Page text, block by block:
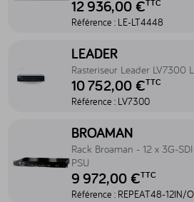
12 936,00 €TTC
Référence : LE-LT4448
Accéder au produit Rasteriseur Leader
LEADER
Rasteriseur Leader LV7300
10 752,00 €TTC
Référence : LV7300
Accéder au produit Rack Broaman - 12
BROAMAN
Rack Broaman - 12 x 3G-
PSU
9 972,00 €TTC
Référence : REPEAT48-12IN/